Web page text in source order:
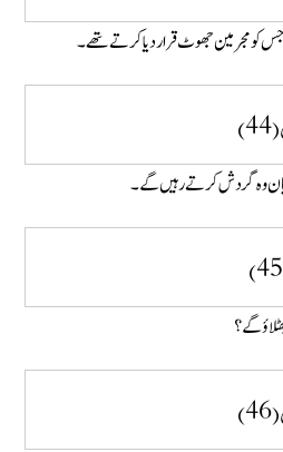
کو مجرمین جھوٹ قرار دیا کرتے تھے۔
وہ گردش کرتے رہیں گے ۔
گے؟